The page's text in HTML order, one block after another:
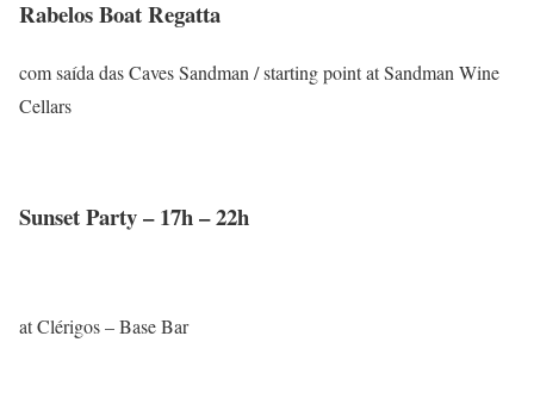
Rabelos Boat Regatta
com saída das Caves Sandman / starting point at Sandman Wine
Cellars
Sunset Party – 17h – 22h
at Clérigos – Base Bar